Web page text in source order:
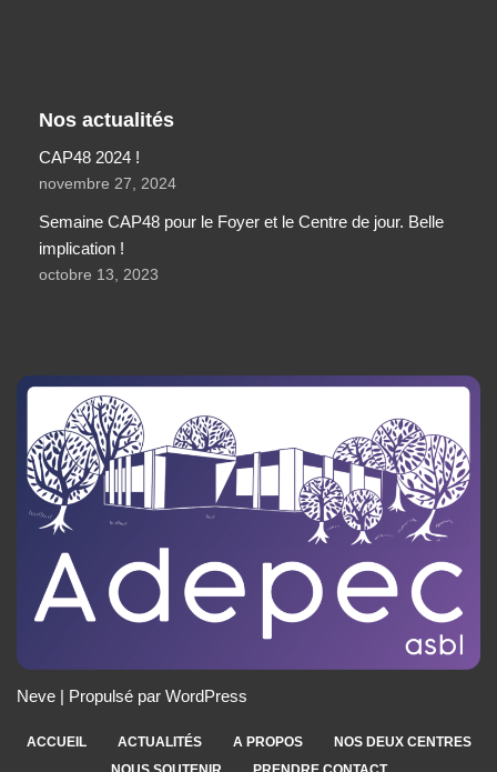
Nos actualités
CAP48 2024 !
novembre 27, 2024
Semaine CAP48 pour le Foyer et le Centre de jour. Belle
implication !
octobre 13, 2023
Neve | Propulsé par WordPress
ACCUEIL ACTUALITÉS A PROPOS
NOS DEUX CENTRES